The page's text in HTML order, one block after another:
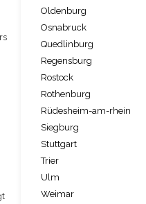
Oldenburg
Osnabruck
Quedlinburg
Regensburg
Rostock
Rothenburg
Rüdesheim-am-rhein
Siegburg
Stuttgart
Trier
Ulm
Weimar